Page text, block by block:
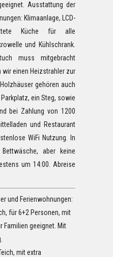
Ausstattung der
Klimaanlage, LCD-
Küche für alle
und Kühlschrank.
muss mitgebracht
wir einen Heizstrahler zur
gehören auch
ein Steg, sowie
bei Zahlung von 1200
und Restaurant
WiFi Nutzung. In
aber keine
um 14:00. Abreise
und Ferienwohnungen:
für 6+2 Personen, mit
Familien geeignet. Mit
mit extra